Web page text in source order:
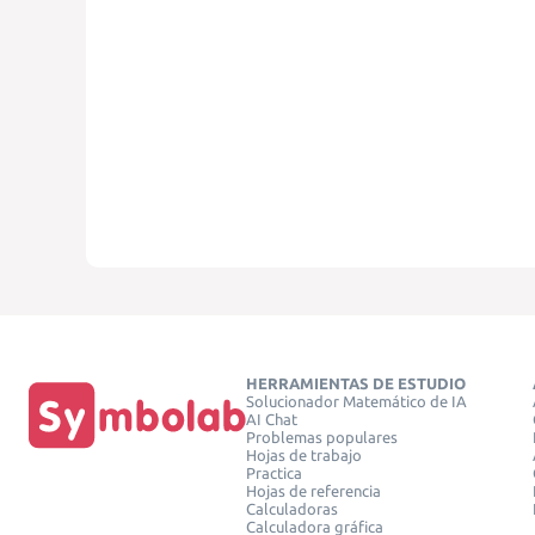
HERRAMIENTAS DE ESTUDIO
Solucionador Matemático de IA
AI Chat
Problemas populares
Hojas de trabajo
Practica
Hojas de referencia
Calculadoras
Calculadora gráfica